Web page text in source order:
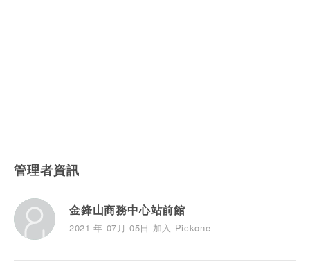
管理者資訊
金鋒山商務中心站前館
2021 年 07月 05日 加入 Pickone